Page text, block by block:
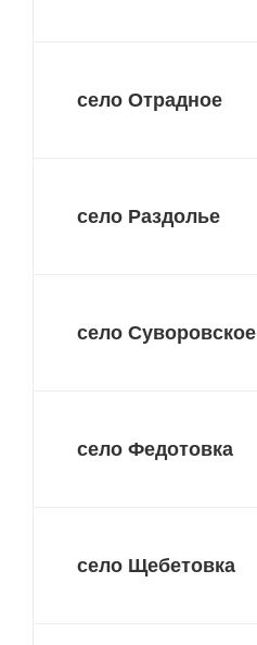
село Отрадное
село Раздолье
село Суворовское
село Федотовка
село Щебетовка